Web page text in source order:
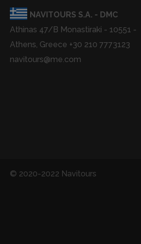
NAVITOURS S.A. - DMC
Athinas 47/B Monastiraki - 10551 -
Athens, Greece +30 210 7773123
navitours@me.com
© 2020-2022 Navitours